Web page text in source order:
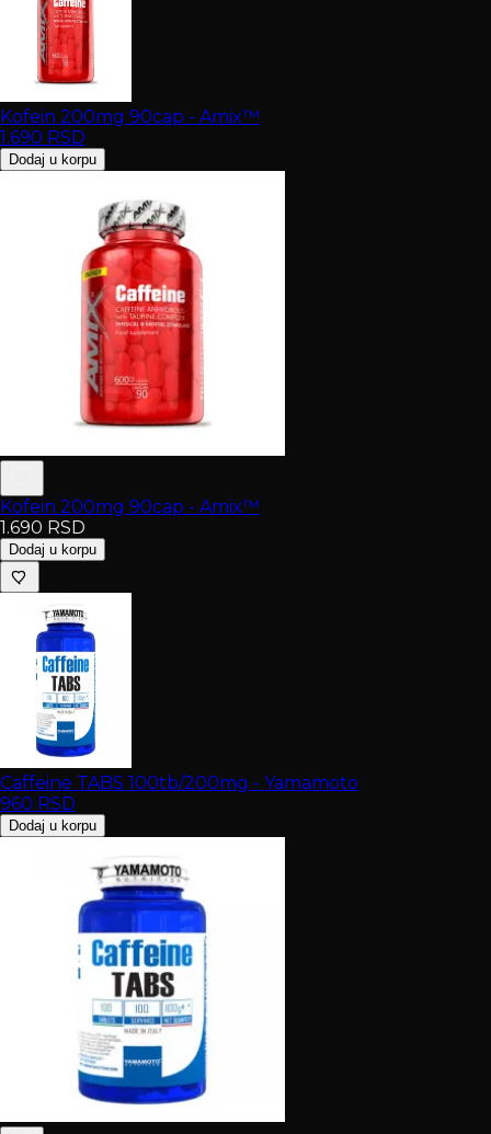
Kofein 200mg 90cap - Amix™
1.690 RSD
Dodaj u korpu
Kofein 200mg 90cap - Amix™
1.690 RSD
Dodaj u korpu
Caffeine TABS 100tb/200mg - Yamamoto
960 RSD
Dodaj u korpu